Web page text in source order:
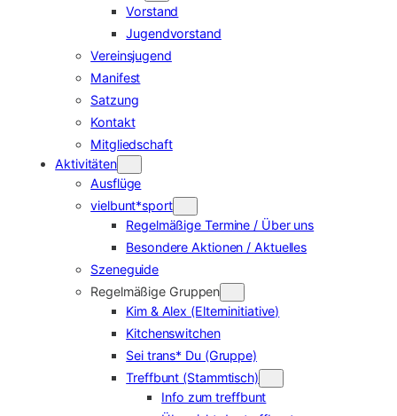
Vorstand
Jugendvorstand
Vereinsjugend
Manifest
Satzung
Kontakt
Mitgliedschaft
Aktivitäten
Ausflüge
vielbunt*sport
Regelmäßige Termine / Über uns
Besondere Aktionen / Aktuelles
Szeneguide
Regelmäßige Gruppen
Kim & Alex (Elterninitiative)
Kitchenswitchen
Sei trans* Du (Gruppe)
Treffbunt (Stammtisch)
Info zum treffbunt